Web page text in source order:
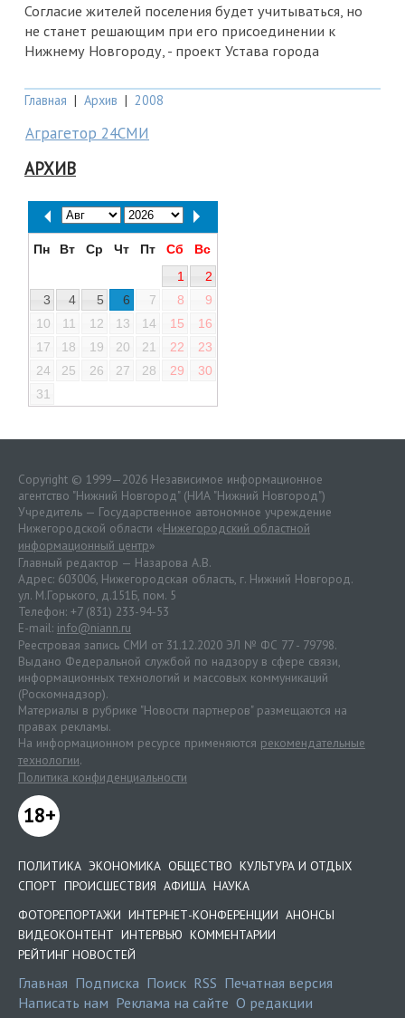
Согласие жителей поселения будет учитываться, но
не станет решающим при его присоединении к
Нижнему Новгороду, - проект Устава города
Главная | Архив | 2008
Аграгетор 24СМИ
АРХИВ
Пн Вт Ср Чт Пт Сб
Вс
1
2
3
4 5 6 7 8
9
10
11 12 13 14 15
16
17
18 19 20 21 22
23
24
25 26 27 28 29
30
31
Copyright © 1999—2026 Независимое информационное
агентство "Нижний Новгород" (НИА "Нижний Новгород")
Учредитель — Государственное автономное учреждение
Нижегородской области «Нижегородский областной
информационный центр»
Главный редактор — Назарова А.В.
Адрес: 603006, Нижегородская область, г. Нижний Новгород.
ул. М.Горького, д.151Б, пом. 5
Телефон: +7 (831) 233-94-53
E-mail: info@niann.ru
Реестровая запись СМИ от 31.12.2020 ЭЛ № ФС 77 - 79798.
Выдано Федеральной службой по надзору в сфере связи,
информационных технологий и массовых коммуникаций
(Роскомнадзор).
Материалы в рубрике "Новости партнеров" размещаются на
правах рекламы.
На информационном ресурсе применяются рекомендательные
технологии.
Политика конфиденциальности
18+
ПОЛИТИКА ЭКОНОМИКА ОБЩЕСТВО КУЛЬТУРА И ОТДЫХ
СПОРТ ПРОИСШЕСТВИЯ АФИША НАУКА
ФОТОРЕПОРТАЖИ ИНТЕРНЕТ-КОНФЕРЕНЦИИ АНОНСЫ
ВИДЕОКОНТЕНТ ИНТЕРВЬЮ КОММЕНТАРИИ
РЕЙТИНГ НОВОСТЕЙ
Главная Подписка Поиск RSS Печатная версия
Написать нам Реклама на сайте О редакции